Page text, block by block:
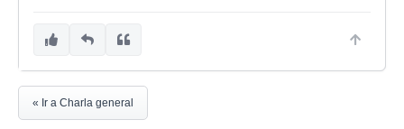
« Ir a Charla general